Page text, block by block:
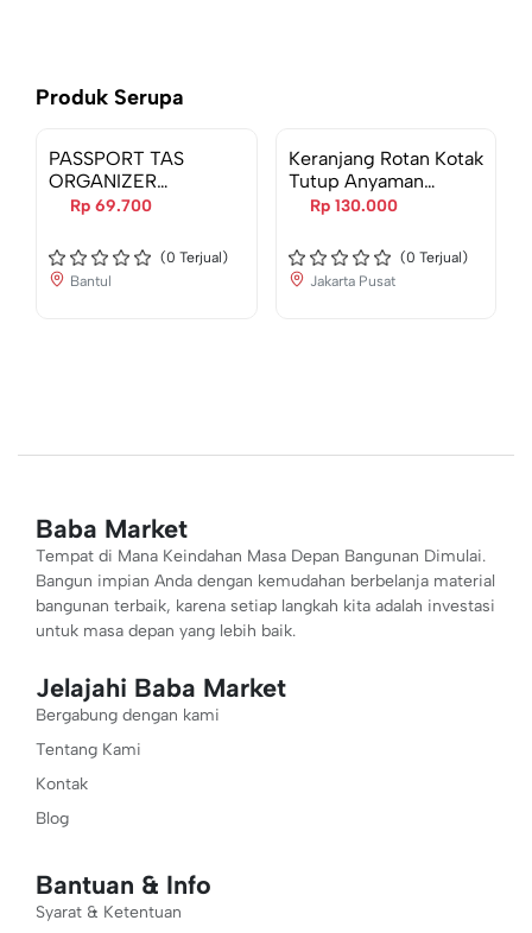
Produk Serupa
PASSPORT TAS
ORGANIZER
PERANGKAT DIGITAL
BIRU NAVY
Rp 69.700
(0 Terjual)
Bantul
Pre Order
Keranjang Rotan Kotak
Tutup Anyaman
Serbaguna Handmade
Ruang Tamu
Rp 130.000
(0 Terjual)
Jakarta Pusat
Baba Market
Tempat di Mana Keindahan Masa Depan Bangunan Dimulai.
Bangun impian Anda dengan kemudahan berbelanja material
bangunan terbaik, karena setiap langkah kita adalah investasi
untuk masa depan yang lebih baik.
Jelajahi Baba Market
Bergabung dengan kami
Tentang Kami
Kontak
Blog
Bantuan & Info
Syarat & Ketentuan